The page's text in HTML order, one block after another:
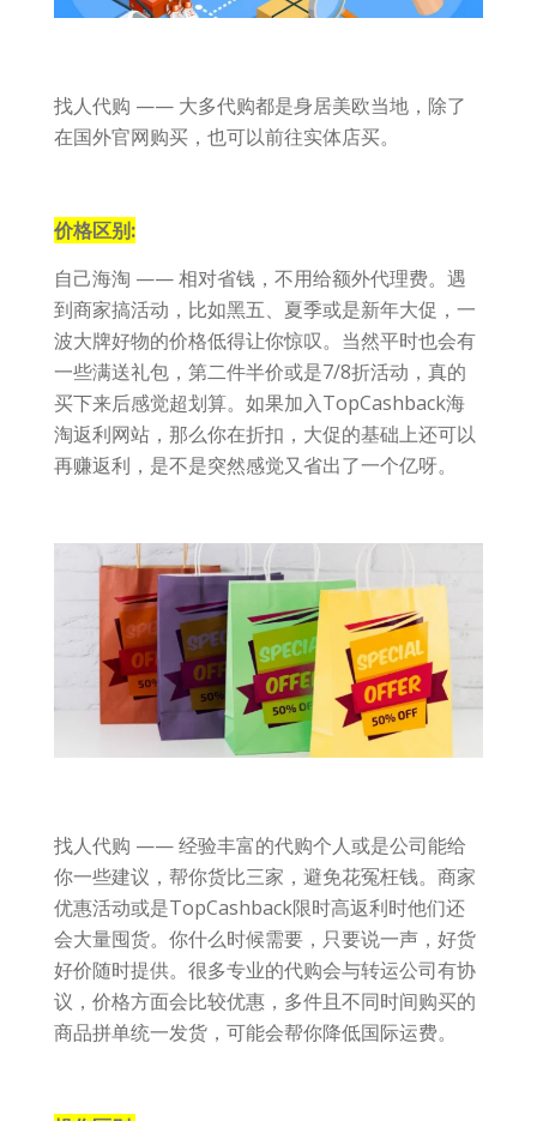
找人代购 —— 大多代购都是身居美欧当地，除了
在国外官网购买，也可以前往实体店买。
价格区别:
自己海淘 —— 相对省钱，不用给额外代理费。遇
到商家搞活动，比如黑五、夏季或是新年大促，一
波大牌好物的价格低得让你惊叹。当然平时也会有
一些满送礼包，第二件半价或是7/8折活动，真的
买下来后感觉超划算。如果加入TopCashback海
淘返利网站，那么你在折扣，大促的基础上还可以
再赚返利，是不是突然感觉又省出了一个亿呀。
找人代购 —— 经验丰富的代购个人或是公司能给
你一些建议，帮你货比三家，避免花冤枉钱。商家
优惠活动或是TopCashback限时高返利时他们还
会大量囤货。你什么时候需要，只要说一声，好货
好价随时提供。很多专业的代购会与转运公司有协
议，价格方面会比较优惠，多件且不同时间购买的
商品拼单统一发货，可能会帮你降低国际运费。